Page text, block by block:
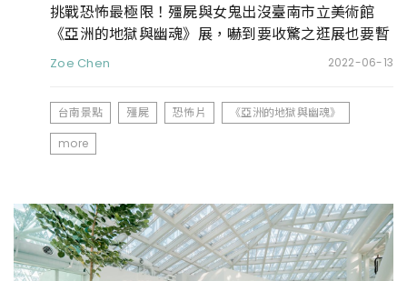
挑戰恐怖最極限！殭屍與女鬼出沒臺南市立美術館
《亞洲的地獄與幽魂》展，嚇到要收驚之逛展也要暫
時停止呼吸？
Zoe Chen 2022-06-13
台南景點 殭屍 恐怖片
《亞洲的地獄與幽魂》
more